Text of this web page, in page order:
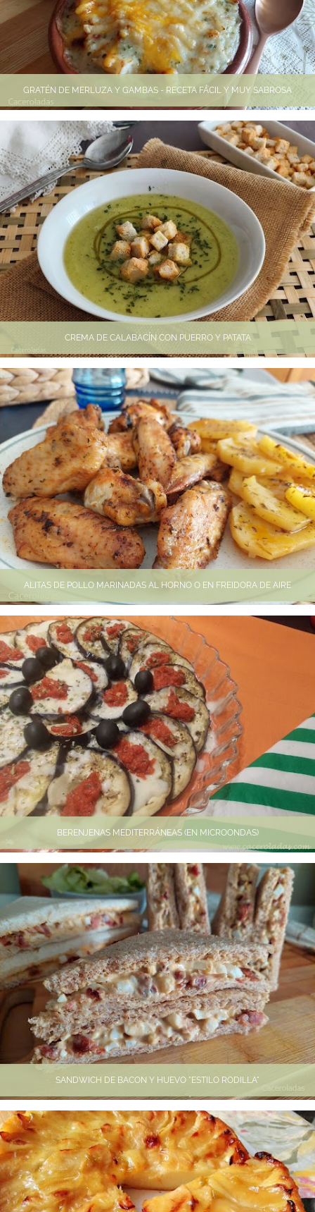
GRATÉN DE MERLUZA Y GAMBAS - RECETA FÁCIL Y MUY SABROSA
CREMA DE CALABACÍN CON PUERRO Y PATATA
ALITAS DE POLLO MARINADAS AL HORNO O EN FREIDORA DE AIRE
BERENJENAS MEDITERRÁNEAS (EN MICROONDAS)
SANDWICH DE BACON Y HUEVO "ESTILO RODILLA"